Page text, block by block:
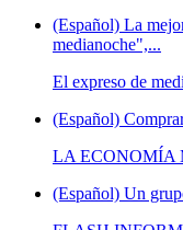
(Español) La
medianoche",...
El expreso de
(Español)
LA ECONOMÍA
(Español) Un